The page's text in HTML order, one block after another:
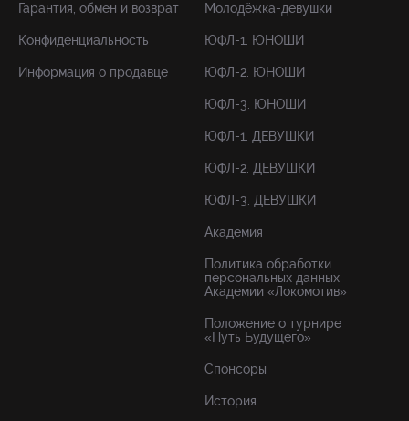
Гарантия, обмен и возврат
Конфиденциальность
Информация о продавце
Молодёжка-девушки
ЮФЛ-1. ЮНОШИ
ЮФЛ-2. ЮНОШИ
ЮФЛ-3. ЮНОШИ
ЮФЛ-1. ДЕВУШКИ
ЮФЛ-2. ДЕВУШКИ
ЮФЛ-3. ДЕВУШКИ
Академия
Политика обработки
персональных данных
Академии «Локомотив»
Положение о турнире
«Путь Будущего»
Спонсоры
История